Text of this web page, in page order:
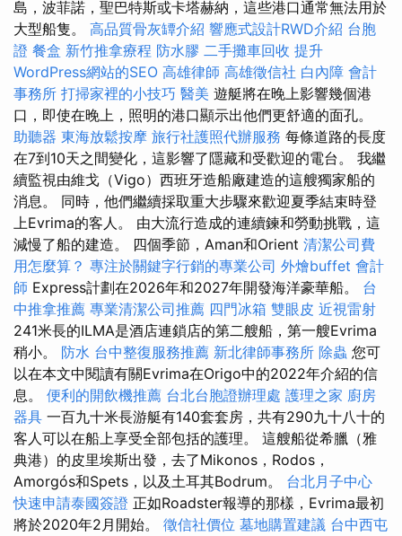
島，波菲諾，聖巴特斯或卡塔赫納，這些港口通常無法用於
大型船隻。 高品質骨灰罈介紹 響應式設計RWD介紹 台胞
證 餐盒 新竹推拿療程 防水膠 二手攤車回收 提升
WordPress網站的SEO 高雄律師 高雄徵信社 白內障 會計
事務所 打掃家裡的小技巧 醫美 遊艇將在晚上影響幾個港
口，即使在晚上，照明的港口顯示出他們更舒適的面孔。
助聽器 東海放鬆按摩 旅行社護照代辦服務 每條道路的長度
在7到10天之間變化，這影響了隱藏和受歡迎的電台。 我繼
續監視由維戈（Vigo）西班牙造船廠建造的這艘獨家船的
消息。 同時，他們繼續採取重大步驟來歡迎夏季結束時登
上Evrima的客人。 由大流行造成的連續鍊和勞動挑戰，這
減慢了船的建造。 四個季節，Aman和Orient 清潔公司費
用怎麼算？ 專注於關鍵字行銷的專業公司 外燴buffet 會計
師 Express計劃在2026年和2027年開發海洋豪華船。 台
中推拿推薦 專業清潔公司推薦 四門冰箱 雙眼皮 近視雷射
241米長的ILMA是酒店連鎖店的第二艘船，第一艘Evrima
稍小。 防水 台中整復服務推薦 新北律師事務所 除蟲 您可
以在本文中閱讀有關Evrima在Origo中的2022年介紹的信
息。 便利的開飲機推薦 台北台胞證辦理處 護理之家 廚房
器具 一百九十米長游艇有140套套房，共有290九十八十的
客人可以在船上享受全部包括的護理。 這艘船從希臘（雅
典港）的皮里埃斯出發，去了Mikonos，Rodos，
Amorgós和Spets，以及土耳其Bodrum。 台北月子中心
快速申請泰國簽證 正如Roadster報導的那樣，Evrima最初
將於2020年2月開始。 徵信社價位 墓地購置建議 台中西屯